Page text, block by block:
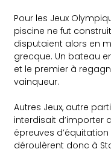
Pour les Jeux
piscine ne fut
disputaient alors en
grecque. Un bateau
et le premier à
vainqueur.
Autres Jeux, autre
interdisait d’importer
épreuves
déroulèrent donc à